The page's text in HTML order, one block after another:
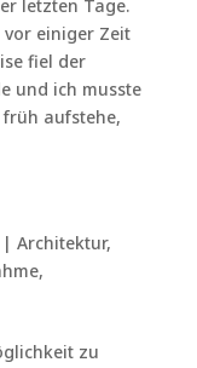
letzten Tage.
vor einiger Zeit
fiel der
und ich musste
aufstehe,
Architektur,
,
zu